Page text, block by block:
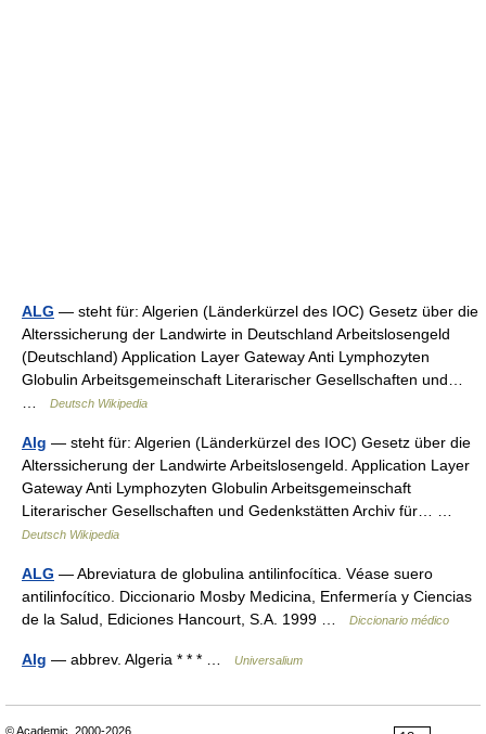
ALG — steht für: Algerien (Länderkürzel des IOC) Gesetz über die
Alterssicherung der Landwirte in Deutschland Arbeitslosengeld
(Deutschland) Application Layer Gateway Anti Lymphozyten
Globulin Arbeitsgemeinschaft Literarischer Gesellschaften und…
Deutsch Wikipedia
Alg — steht für: Algerien (Länderkürzel des IOC) Gesetz über die
Alterssicherung der Landwirte Arbeitslosengeld. Application Layer
Gateway Anti Lymphozyten Globulin Arbeitsgemeinschaft
Literarischer Gesellschaften und Gedenkstätten Archiv für… …
Deutsch Wikipedia
ALG — Abreviatura de globulina antilinfocítica. Véase suero
antilinfocítico. Diccionario Mosby Medicina, Enfermería y Ciencias
de la Salud, Ediciones Hancourt, S.A. 1999 …
Diccionario médico
Alg — abbrev. Algeria * * * … Universalium
© Academic, 2000-2026